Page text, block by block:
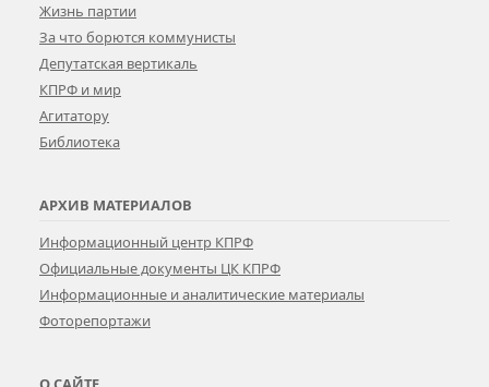
Жизнь партии
За что борются коммунисты
Депутатская вертикаль
КПРФ и мир
Агитатору
Библиотека
АРХИВ МАТЕРИАЛОВ
Информационный центр КПРФ
Официальные документы ЦК КПРФ
Информационные и аналитические материалы
Фоторепортажи